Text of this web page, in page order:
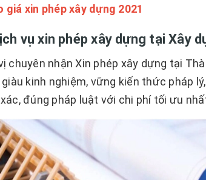
giá xin phép xây dựng 2021
vụ xin phép xây dựng tại Xây
chuyên nhận Xin phép xây dựng tại
kinh nghiệm, vững kiến thức pháp
đúng pháp luật với chi phí tối ưu